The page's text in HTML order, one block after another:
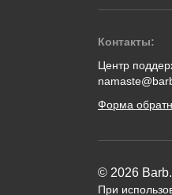
Контакты:
Центр
Форма
© 2026
При